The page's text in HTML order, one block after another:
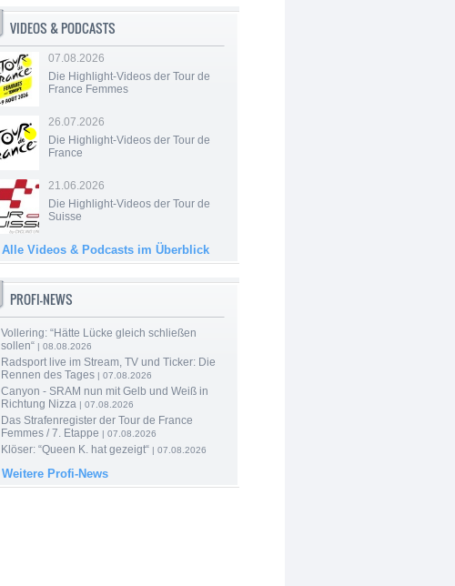
VIDEOS & PODCASTS
07.08.2026
Die Highlight-Videos der Tour de
France Femmes
26.07.2026
Die Highlight-Videos der Tour de
France
21.06.2026
Die Highlight-Videos der Tour de
Suisse
Alle Videos & Podcasts im Überblick
PROFI-NEWS
Vollering: “Hätte Lücke gleich schließen
sollen“ | 08.08.2026
Radsport live im Stream, TV und Ticker: Die
Rennen des Tages | 07.08.2026
Canyon - SRAM nun mit Gelb und Weiß in
Richtung Nizza | 07.08.2026
Das Strafenregister der Tour de France
Femmes / 7. Etappe | 07.08.2026
Klöser: “Queen K. hat gezeigt“ | 07.08.2026
Weitere Profi-News